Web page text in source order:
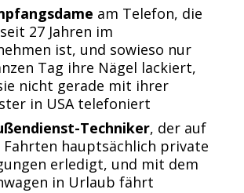
am Telefon, die
27 Jahren im
ist, und sowieso nur
Tag ihre Nägel lackiert,
nicht gerade mit ihrer
in USA telefoniert
Techniker, der auf
Fahrten hauptsächlich private
erledigt, und mit dem
in Urlaub fährt